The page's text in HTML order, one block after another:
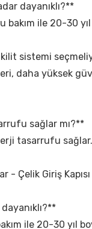
dayanıklı?**
bakım ile 20-30
kilit sistemi
daha yüksek
sağlar mı?**
tasarrufu
- Çelik Giriş Kapısı
ile 20-30 yıl